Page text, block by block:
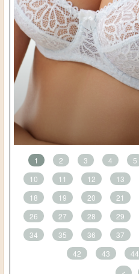
1 2 3 4 5
10
11 12 13
18
19 20 21
26
27 28 29
34
35 36 37
42
43 44